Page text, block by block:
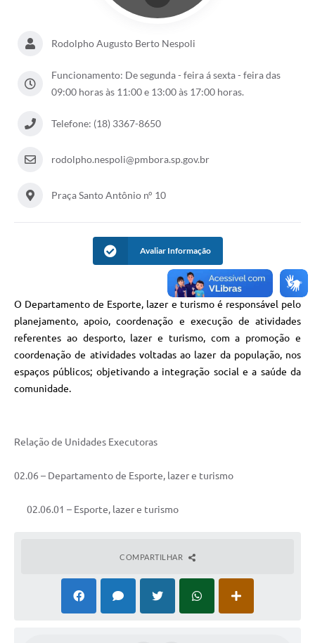
Serviços ao Contribuinte
Legislação
Publicação de extratos de Contratos
A Prefeitura
Rodolpho Augusto Berto Nespoli
Funcionamento: De segunda - feira á sexta - feira das
09:00 horas às 11:00 e 13:00 às 17:00 horas.
Telefone: (18) 3367-8650
rodolpho.nespoli@pmbora.sp.gov.br
Praça Santo Antônio n° 10
Avaliar Informação
O Departamento de Esporte, lazer e turismo é responsável pelo
planejamento, apoio, coordenação e execução de atividades
referentes ao desporto, lazer e turismo, com a promoção e
coordenação de atividades voltadas ao lazer da população, nos
espaços públicos; objetivando a integração social e a saúde da
comunidade.
Relação de Unidades Executoras
02.06 – Departamento de Esporte, lazer e turismo
02.06.01 – Esporte, lazer e turismo
COMPARTILHAR